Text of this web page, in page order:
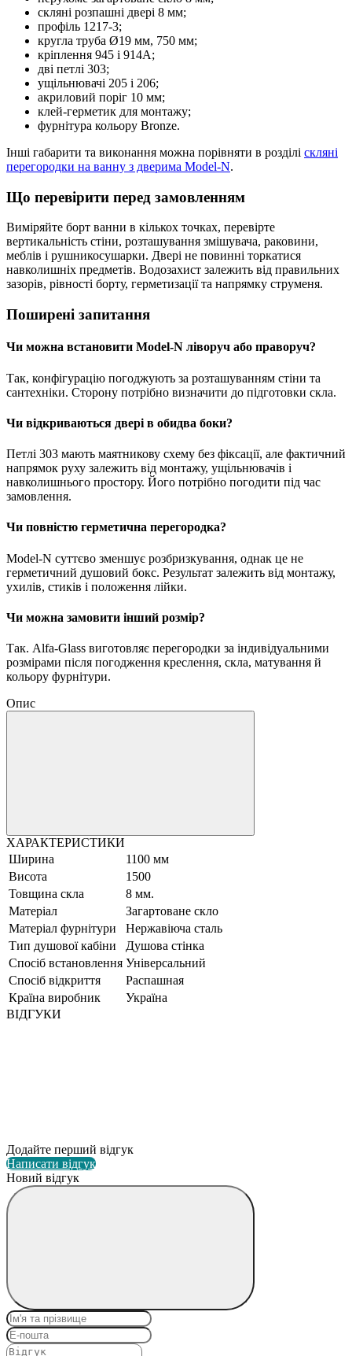
скляні розпашні двері 8 мм;
профіль 1217-3;
кругла труба Ø19 мм, 750 мм;
кріплення 945 і 914A;
дві петлі 303;
ущільнювачі 205 і 206;
акриловий поріг 10 мм;
клей-герметик для монтажу;
фурнітура кольору Bronze.
Інші габарити та виконання можна порівняти в розділі скляні
перегородки на ванну з дверима Model-N.
Що перевірити перед замовленням
Виміряйте борт ванни в кількох точках, перевірте
вертикальність стіни, розташування змішувача, раковини,
меблів і рушникосушарки. Двері не повинні торкатися
навколишніх предметів. Водозахист залежить від правильних
зазорів, рівності борту, герметизації та напрямку струменя.
Поширені запитання
Чи можна встановити Model-N ліворуч або праворуч?
Так, конфігурацію погоджують за розташуванням стіни та
сантехніки. Сторону потрібно визначити до підготовки скла.
Чи відкриваються двері в обидва боки?
Петлі 303 мають маятникову схему без фіксації, але фактичний
напрямок руху залежить від монтажу, ущільнювачів і
навколишнього простору. Його потрібно погодити під час
замовлення.
Чи повністю герметична перегородка?
Model-N суттєво зменшує розбризкування, однак це не
герметичний душовий бокс. Результат залежить від монтажу,
ухилів, стиків і положення лійки.
Чи можна замовити інший розмір?
Так. Alfa-Glass виготовляє перегородки за індивідуальними
розмірами після погодження креслення, скла, матування й
кольору фурнітури.
Опис
ХАРАКТЕРИСТИКИ
Ширина
1100 мм
Висота
1500
Товщина скла
8 мм.
Матеріал
Загартоване скло
Матеріал фурнітури
Нержавіюча сталь
Тип душової кабіни
Душова стінка
Спосіб встановлення Універсальний
Спосіб відкриття
Распашная
Країна виробник
Україна
ВІДГУКИ
Додайте перший відгук
Написати відгук
Новий відгук